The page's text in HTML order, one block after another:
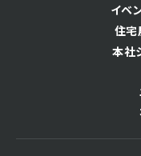
イベ
住宅
本社